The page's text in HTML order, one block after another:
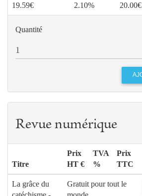
19.59€ 2.10% 20.00€
Quantité
Revue numérique
Titre
Prix
HT €
TVA
%
Prix
TTC
La grâce du
Gratuit pour tout le